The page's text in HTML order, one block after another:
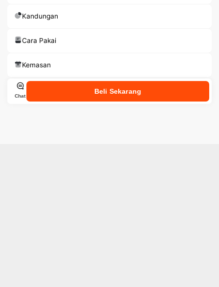
Kandungan
Cara Pakai
Kemasan
Chat
Beli Sekarang